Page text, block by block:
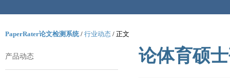
PaperRater论文检测系统/ 行业动态 / 正文
产品动态 论体育硕